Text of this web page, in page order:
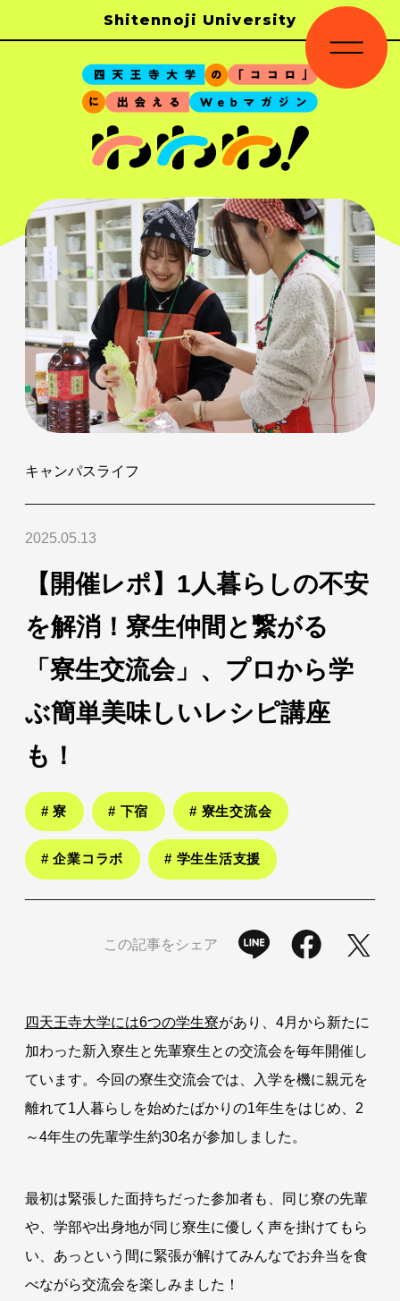
Shitennoji University
キャンパスライフ
2025.05.13
【開催レポ】1人暮らしの不安
を解消！寮生仲間と繋がる
「寮生交流会」、プロから学
ぶ簡単美味しいレシピ講座
も！
# 寮 # 下宿 # 寮生交流会
# 企業コラボ # 学生生活支援
この記事をシェア
四天王寺大学には6つの学生寮があり、4月から新たに
加わった新入寮生と先輩寮生との交流会を毎年開催し
ています。今回の寮生交流会では、入学を機に親元を
離れて1人暮らしを始めたばかりの1年生をはじめ、2
～4年生の先輩学生約30名が参加しました。
最初は緊張した面持ちだった参加者も、同じ寮の先輩
や、学部や出身地が同じ寮生に優しく声を掛けてもら
い、あっという間に緊張が解けてみんなでお弁当を食
べながら交流会を楽しみました！